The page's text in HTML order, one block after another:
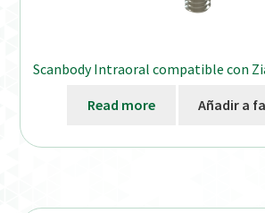
Scanbody Intraoral compatible con
Read more Añadir a